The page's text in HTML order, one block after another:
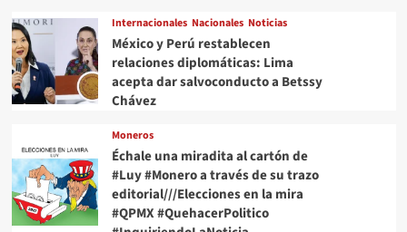
la
inauguración
del
Mundial
Internacionales Nacionales Noticias
México y Perú restablecen
relaciones diplomáticas: Lima
acepta dar salvoconducto a Betssy
Chávez
Moneros
Échale una miradita al cartón de
#Luy #Monero a través de su trazo
editorial///Elecciones en la mira
#QPMX #QuehacerPolitico